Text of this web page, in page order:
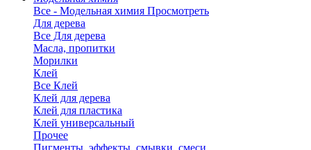
Все - Модельная химия Просмотреть
Для дерева
Все Для дерева
Масла, пропитки
Морилки
Клей
Все Клей
Клей для дерева
Клей для пластика
Клей универсальный
Прочее
Пигменты, эффекты, смывки, смеси